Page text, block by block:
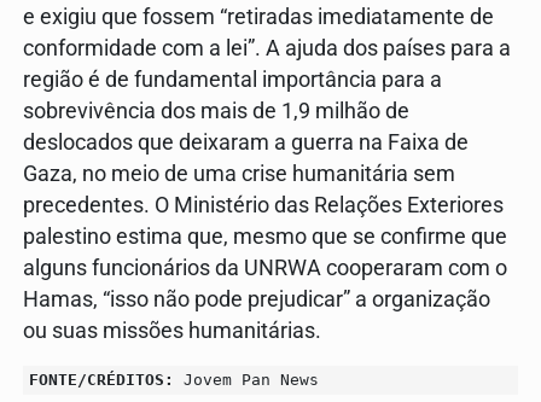
e exigiu que fossem “retiradas imediatamente de
conformidade com a lei”. A ajuda dos países para a
região é de fundamental importância para a
sobrevivência dos mais de 1,9 milhão de
deslocados que deixaram a guerra na Faixa de
Gaza, no meio de uma crise humanitária sem
precedentes. O Ministério das Relações Exteriores
palestino estima que, mesmo que se confirme que
alguns funcionários da UNRWA cooperaram com o
Hamas, “isso não pode prejudicar” a organização
ou suas missões humanitárias.
FONTE/CRÉDITOS: Jovem Pan News